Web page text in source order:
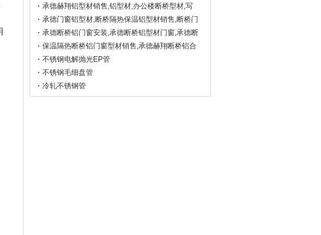
承德赫翔铝型材销售,铝型材,办公楼断桥型材,写
字楼断桥型材
承德门窗铝型材,断桥隔热保温铝型材销售,断桥门
窗型材
承德断桥铝门窗安装,承德断桥铝型材门窗,承德断
桥门窗
保温隔热断桥铝门窗型材销售,承德赫翔断桥铝合
金门窗
不锈钢电解抛光EP管
不锈钢毛细盘管
冷轧不锈钢管